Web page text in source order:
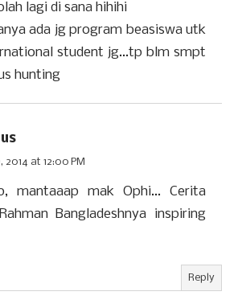
lagi di sana hihihi
ada jg program beasiswa utk
student jg...tp blm smpt
hunting
2014 at 12:00 PM
mantaaap mak Ophi... Cerita
Bangladeshnya inspiring
Reply